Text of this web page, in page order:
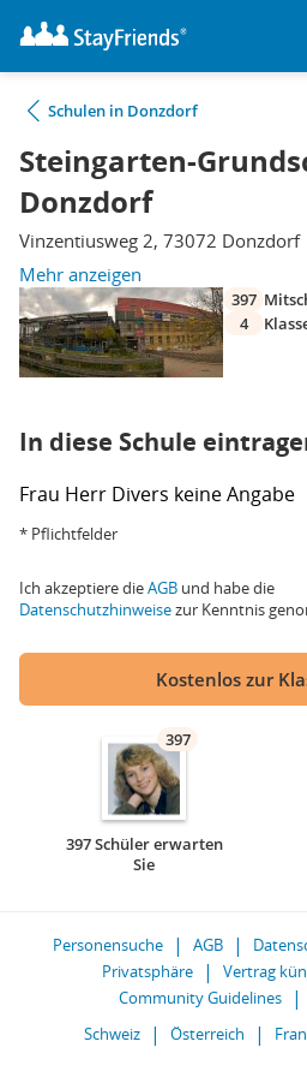
Schulen in Donzdorf
Steingarten-
Donzdorf
Vinzentiusweg 2, 73072 Donzdorf
Mehr anzeigen
397
4
In diese Schule
Frau Herr Divers keine Angabe
* Pflichtfelder
Ich akzeptiere dieAGB und habe die
Datenschutzhinweisezur Kenntnis
Kostenlos zur
397
397 Schüler erwarten
Sie
Personensuche AGB
Privatsphäre
Vertrag
Community Guidelines
Schweiz
Österreich